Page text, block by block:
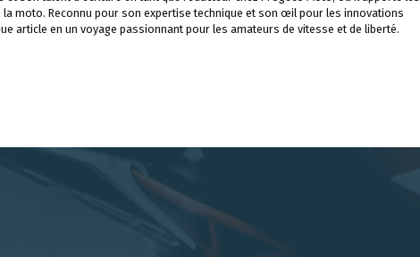
moto. Reconnu pour son expertise technique et son œil pour les innovations
article en un voyage passionnant pour les amateurs de vitesse et de liberté.